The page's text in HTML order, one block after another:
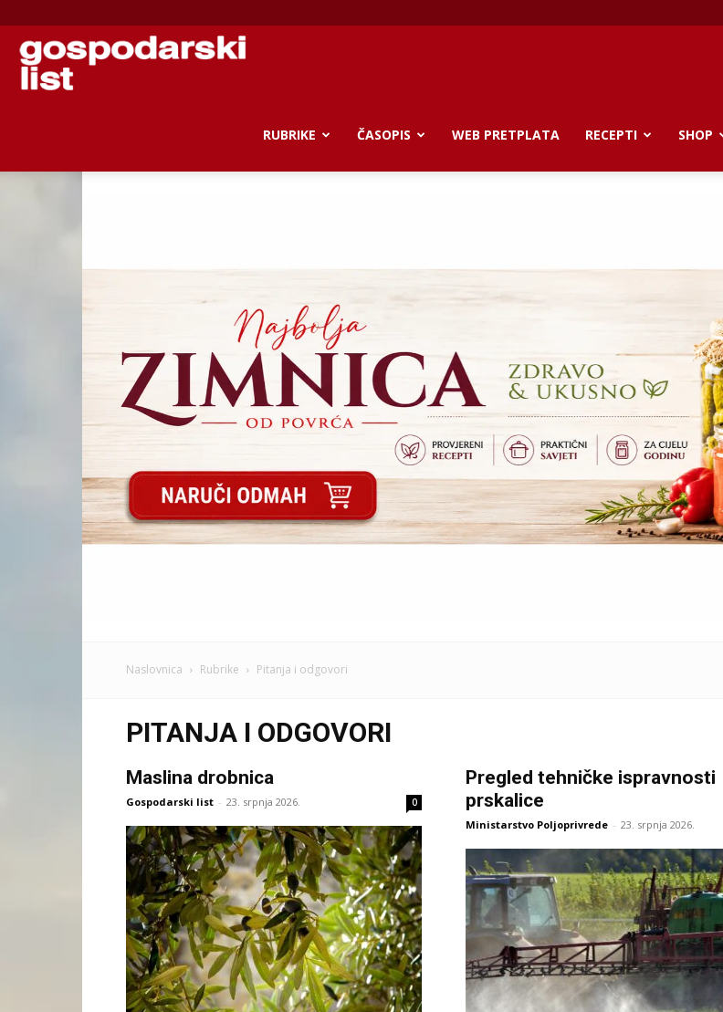
Gospodarski
RUBRIKE ČASOPIS WEB PRETPLATA RECEPTI SHOP
Naslovnica Rubrike Pitanja i odgovori
PITANJA I ODGOVORI
Maslina drobnica
Gospodarski list - 23. srpnja 2026. 0
Pregled tehničke ispravnosti
prskalice
Ministarstvo Poljoprivrede - 23. srpnja 2026.